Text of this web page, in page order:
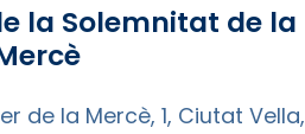
XIV
la Solemnitat de la
de la Mercè, 1, Ciutat Vella,